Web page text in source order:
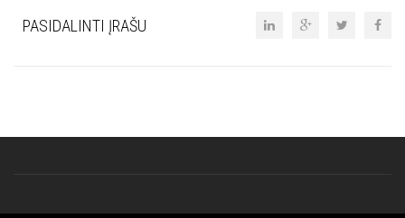
PASIDALINTI ĮRAŠU